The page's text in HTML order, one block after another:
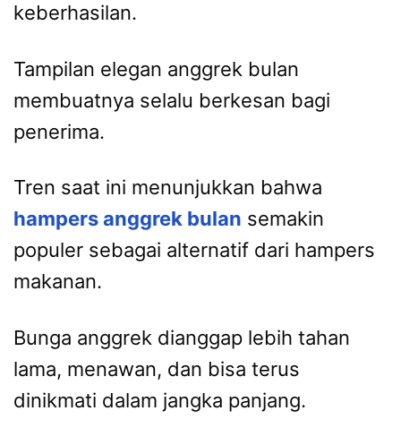
keberhasilan.
Tampilan elegan anggrek bulan
membuatnya selalu berkesan bagi
penerima.
Tren saat ini menunjukkan bahwa
hampers anggrek bulan semakin
populer sebagai alternatif dari hampers
makanan.
Bunga anggrek dianggap lebih tahan
lama, menawan, dan bisa terus
dinikmati dalam jangka panjang.